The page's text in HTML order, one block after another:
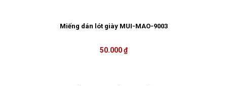
Miếng dán lót giày MUI-MAO-9003
50.000 ₫